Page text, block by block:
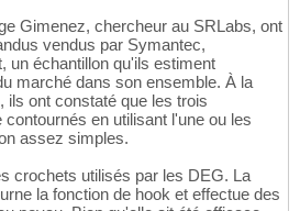
Gimenez, chercheur au SRLabs, ont
vendus par Symantec,
un échantillon qu'ils estiment
marché dans son ensemble. À la
ont constaté que les trois
en utilisant l'une ou les
assez simples.
crochets utilisés par les DEG. La
la fonction de hook et effectue des